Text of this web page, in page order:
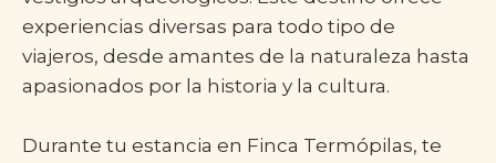
experiencias diversas para todo tipo de
viajeros, desde amantes de la naturaleza hasta
apasionados por la historia y la cultura.
Durante tu estancia en Finca Termópilas, te